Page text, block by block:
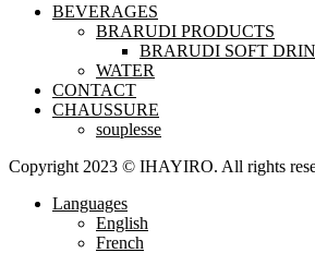
BEVERAGES
BRARUDI PRODUCTS
BRARUDI SOFT
WATER
CONTACT
CHAUSSURE
souplesse
Copyright 2023 © IHAYIRO. All rights
Languages
English
French